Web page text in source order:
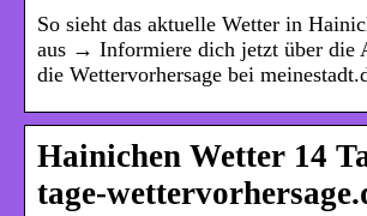
So sieht das aktuelle Wetter in
aus → Informiere dich jetzt über die
die Wettervorhersage bei
Hainichen Wetter 14
tage-